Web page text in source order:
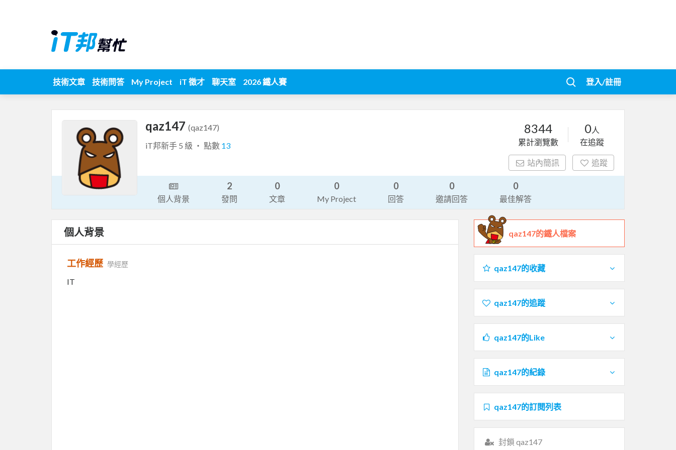
技術文章 技術問答 My Project iT 徵才 聊天室 2026 鐵人賽 登入/註冊
qaz147 (qaz147)
iT邦新手 5 級 ‧ 點數 13
8344
累計瀏覽數
0人
在追蹤
站內簡訊 追蹤
個人背景
2
發問
0
文章
0
My Project
0
回答
0
邀請回答
0
最佳解答
個人背景
工作經歷 學經歷
IT
qaz147的鐵人檔案
qaz147的收藏
qaz147的追蹤
qaz147的Like
qaz147的紀錄
qaz147的訂閱列表
封鎖 qaz147